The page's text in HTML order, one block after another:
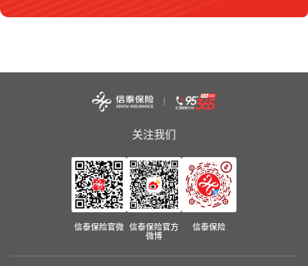
关注我们
信泰保险官微
信泰保险官方
微博
信泰保险